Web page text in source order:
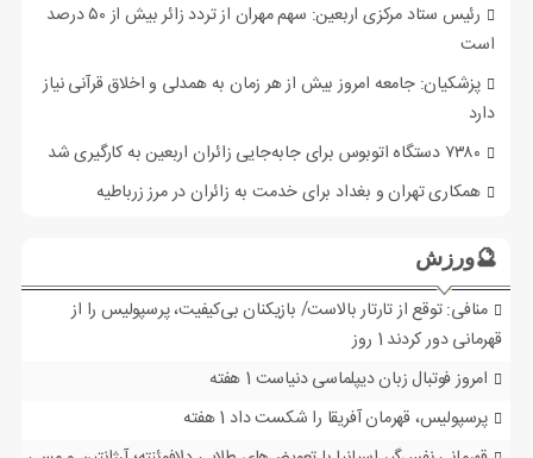
رئیس ستاد مرکزی اربعین: سهم مهران از تردد زائر بیش از ۵۰ درصد
است
پزشکیان: جامعه امروز بیش از هر زمان به همدلی و اخلاق قرآنی نیاز
دارد
۷۳۸۰ دستگاه اتوبوس برای جابه‌جایی زائران اربعین به‌ کارگیری شد
همکاری تهران و بغداد برای خدمت به زائران در مرز زرباطیه
🔮ورزش
منافی: توقع از تارتار بالاست/ بازیکنان بی‌کیفیت، پرسپولیس را از
قهرمانی دور کردند 1 روز
امروز فوتبال زبان دیپلماسی دنیاست 1 هفته
پرسپولیس، قهرمان آفریقا را شکست داد 1 هفته